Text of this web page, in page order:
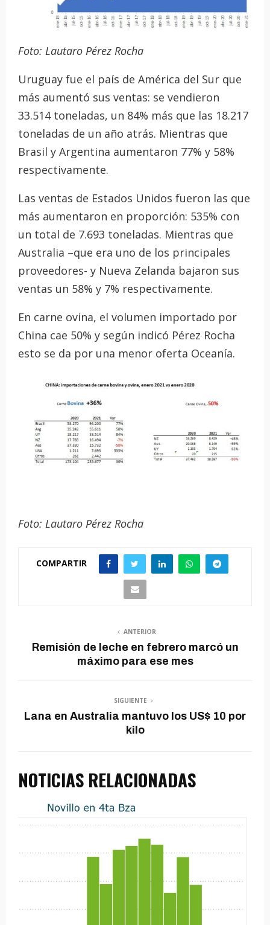
Foto: Lautaro Pérez Rocha
Uruguay fue el país de América del Sur que
más aumentó sus ventas: se vendieron
33.514 toneladas, un 84% más que las 18.217
toneladas de un año atrás. Mientras que
Brasil y Argentina aumentaron 77% y 58%
respectivamente.
Las ventas de Estados Unidos fueron las que
más aumentaron en proporción: 535% con
un total de 7.693 toneladas. Mientras que
Australia –que era uno de los principales
proveedores- y Nueva Zelanda bajaron sus
ventas un 58% y 7% respectivamente.
En carne ovina, el volumen importado por
China cae 50% y según indicó Pérez Rocha
esto se da por una menor oferta Oceanía.
Foto: Lautaro Pérez Rocha
COMPARTIR
ANTERIOR
Remisión de leche en febrero marcó un
máximo para ese mes
SIGUIENTE
Lana en Australia mantuvo los US$ 10 por
kilo
NOTICIAS RELACIONADAS